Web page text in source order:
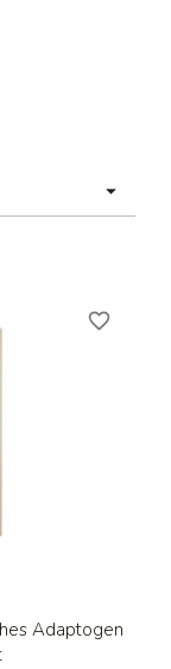

Adaptogen
favorite_border